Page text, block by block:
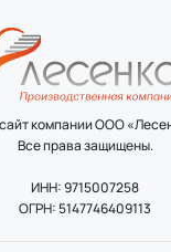
компании ООО
Все права защищены.
ИНН: 9715007258
ОГРН: 5147746409113